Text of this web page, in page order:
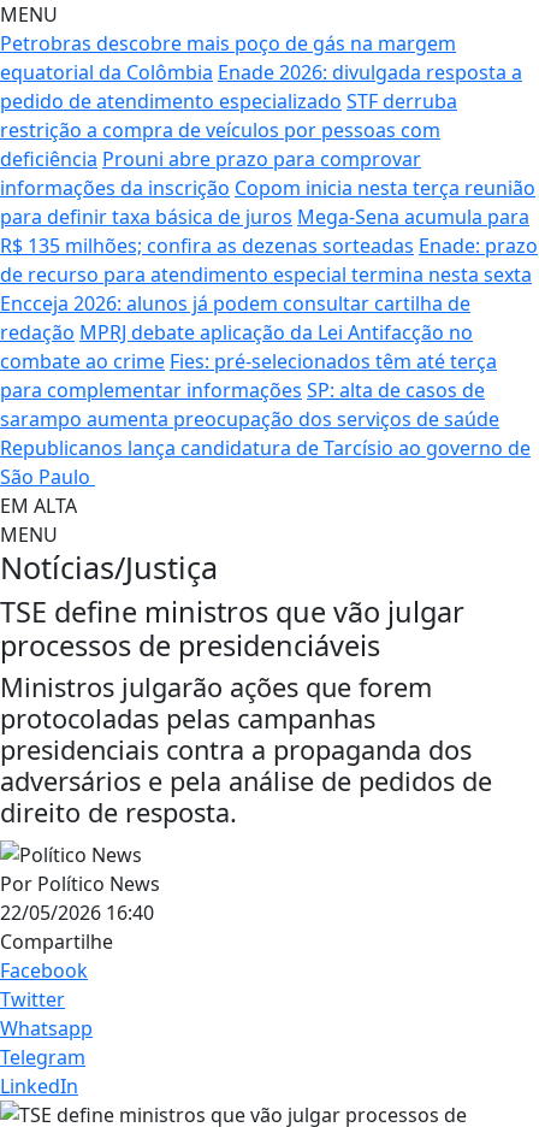
MENU
Petrobras descobre mais poço de gás na margem
equatorial da Colômbia Enade 2026: divulgada resposta a
pedido de atendimento especializado STF derruba
restrição a compra de veículos por pessoas com
deficiência Prouni abre prazo para comprovar
informações da inscrição Copom inicia nesta terça reunião
para definir taxa básica de juros Mega-Sena acumula para
R$ 135 milhões; confira as dezenas sorteadas Enade: prazo
de recurso para atendimento especial termina nesta sexta
Encceja 2026: alunos já podem consultar cartilha de
redação MPRJ debate aplicação da Lei Antifacção no
combate ao crime Fies: pré-selecionados têm até terça
para complementar informações SP: alta de casos de
sarampo aumenta preocupação dos serviços de saúde
Republicanos lança candidatura de Tarcísio ao governo de
São Paulo
EM ALTA
MENU
Notícias/Justiça
TSE define ministros que vão julgar
processos de presidenciáveis
Ministros julgarão ações que forem
protocoladas pelas campanhas
presidenciais contra a propaganda dos
adversários e pela análise de pedidos de
direito de resposta.
Por Político News
22/05/2026 16:40
Compartilhe
Facebook
Twitter
Whatsapp
Telegram
LinkedIn